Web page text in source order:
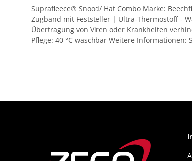
Suprafleece® Snood/ Hat Combo Marke:
Zugband mit Feststeller | Ultra-Thermostoff -
Übertragung von Viren oder Krankheiten
Pflege: 40 °C waschbar Weitere